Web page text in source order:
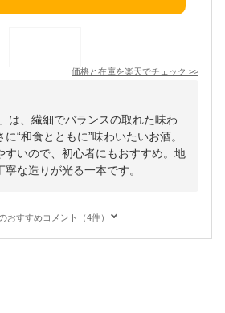
価格と在庫を楽天でチェック >>
は、繊細でバランスの取れた味わ
“和食とともに”味わいたいお酒。
すいので、初心者にもおすすめ。地
な造りが光る一本です。
おすすめコメント（4件）